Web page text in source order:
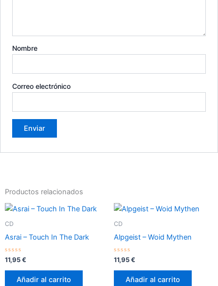
Nombre
Correo electrónico
Productos relacionados
CD
Asrai – Touch In The Dark
Valorado
con
0
11,95€
Añadir al carrito
CD
Alpgeist – Woid Mythen
Valorado
con
0
11,95€
Añadir al carrito